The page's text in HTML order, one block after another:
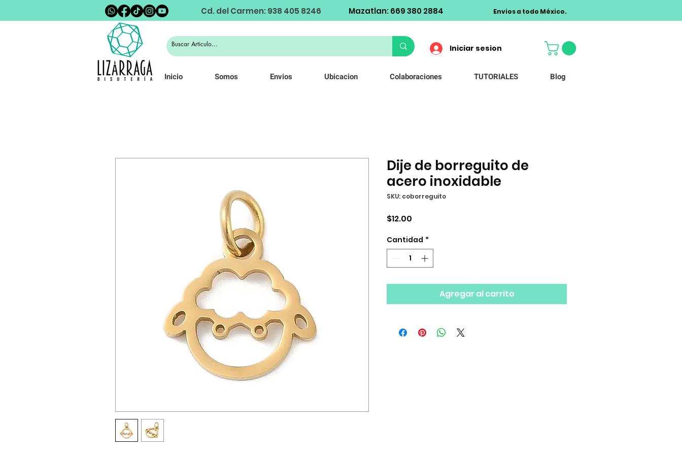
Cd. del Carmen: 938 405 8246 Mazatlan: 669 380 2884 Envios a todo México.
Iniciar sesion
Inicio Somos Envios Ubicacion Colaboraciones TUTORIALES Blog
Dije de borreguito de
acero inoxidable
SKU: coborreguito
$12.00
Cantidad *
Agregar al carrito